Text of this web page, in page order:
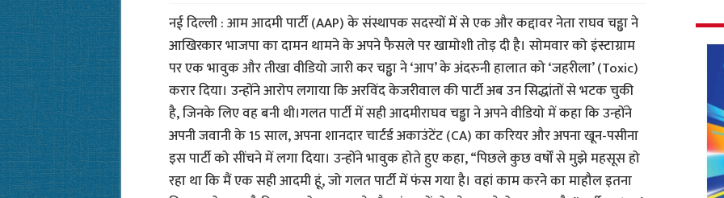
नई दिल्ली : आम आदमी पार्टी (AAP) के संस्थापक सदस्यों में से एक और कद्दावर नेता राघव चड्ढा ने
आखिरकार भाजपा का दामन थामने के अपने फैसले पर खामोशी तोड़ दी है। सोमवार को इंस्टाग्राम
पर एक भावुक और तीखा वीडियो जारी कर चड्ढा ने ‘आप’ के अंदरुनी हालात को ‘जहरीला’ (Toxic)
करार दिया। उन्होंने आरोप लगाया कि अरविंद केजरीवाल की पार्टी अब उन सिद्धांतों से भटक चुकी
है, जिनके लिए वह बनी थी।गलत पार्टी में सही आदमीराघव चड्ढा ने अपने वीडियो में कहा कि उन्होंने
अपनी जवानी के 15 साल, अपना शानदार चार्टर्ड अकाउंटेंट (CA) का करियर और अपना खून-पसीना
इस पार्टी को सींचने में लगा दिया। उन्होंने भावुक होते हुए कहा, “पिछले कुछ वर्षों से मुझे महसूस हो
रहा था कि मैं एक सही आदमी हूं, जो गलत पार्टी में फंस गया है। वहां काम करने का माहौल इतना